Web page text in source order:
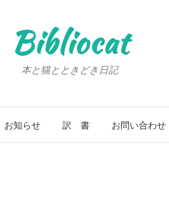
Bibliocat
本と猫とときどき日記
お知らせ 訳 書 お問い合わせ